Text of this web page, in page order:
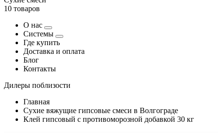
10 товаров
О нас
Системы
Где купить
Доставка и оплата
Блог
Контакты
Дилеры поблизости
Главная
Сухие вяжущие гипсовые смеси в Волгограде
Клей гипсовый с противоморозной добавкой 30 кг